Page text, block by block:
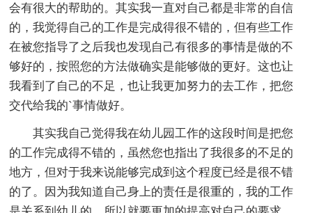
会有很大的帮助的。其实我一直对自己都是非常的自信
的，我觉得自己的工作是完成得很不错的，但有些工作
在被您指导了之后我也发现自己有很多的事情是做的不
够好的，按照您的方法做确实是能够做的更好。这也让
我看到了自己的不足，也让我更加努力的去工作，把您
交代给我的`事情做好。
其实我自己觉得我在幼儿园工作的这段时间是把您
的工作完成得不错的，虽然您也指出了我很多的不足的
地方，但对于我来说能够完成到这个程度已经是很不错
的了。因为我知道自己身上的责任是很重的，我的工作